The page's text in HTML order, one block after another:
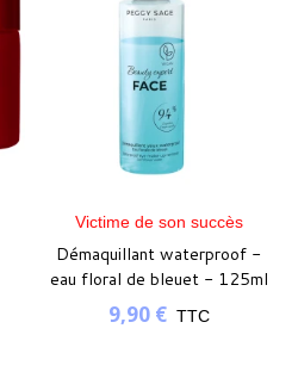
Victime de son succès
Démaquillant waterproof -
eau floral de bleuet - 125ml
9,90 € TTC